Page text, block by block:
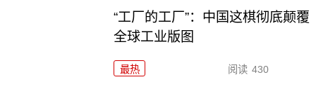
“工厂的工厂”：中国这棋彻底颠覆
全球工业版图
最热 阅读 430